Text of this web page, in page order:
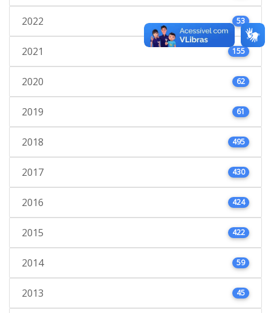
2022 53
2021 155
2020 62
2019 61
2018 495
2017 430
2016 424
2015 422
2014 59
2013 45